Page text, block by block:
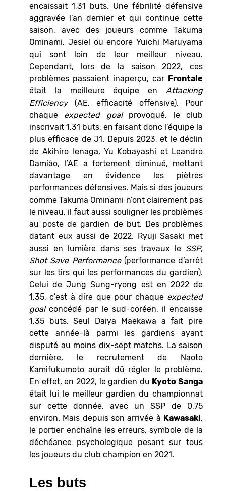
encaissait 1,31 buts. Une fébrilité défensive
aggravée l’an dernier et qui continue cette
saison, avec des joueurs comme Takuma
Ominami, Jesiel ou encore Yuichi Maruyama
qui sont loin de leur meilleur niveau.
Cependant, lors de la saison 2022, ces
problèmes passaient inaperçu, car Frontale
était la meilleure équipe en Attacking
Efficiency(AE, efficacité offensive). Pour
chaque expected goalprovoqué, le club
inscrivait 1,31 buts, en faisant donc l’équipe la
plus efficace de J1. Depuis 2023, et le déclin
de Akihiro Ienaga, Yu Kobayashi et Leandro
Damião, l’AE a fortement diminué, mettant
davantage en évidence les piètres
performances défensives. Mais si des joueurs
comme Takuma Ominami n’ont clairement pas
le niveau, il faut aussi souligner les problèmes
au poste de gardien de but. Des problèmes
datant eux aussi de 2022. Ryuji Sasaki met
aussi en lumière dans ses travaux le SSP,
Shot Save Performance(performance d’arrêt
sur les tirs qui les performances du gardien).
Celui de Jung Sung-ryong est en 2022 de
1,35, c’est à dire que pour chaque expected
goalconcédé par le sud-coréen, il encaisse
1,35 buts. Seul Daiya Maekawa a fait pire
cette année-là parmi les gardiens ayant
disputé au moins dix-sept matchs. La saison
dernière, le recrutement de Naoto
Kamifukumoto aurait dû régler le problème.
En effet, en 2022, le gardien du Kyoto Sanga
était lui le meilleur gardien du championnat
sur cette donnée, avec un SSP de 0,75
environ. Mais depuis son arrivée à Kawasaki,
le portier enchaîne les erreurs, symbole de la
déchéance psychologique pesant sur tous
les joueurs du club champion en 2021.
Les buts